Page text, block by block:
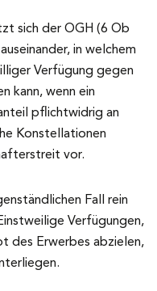
sich der OGH (6 Ob
in welchem
Verfügung gegen
kann, wenn ein
pflichtwidrig an
Konstellationen
vor.
Fall rein
Verfügungen,
des Erwerbes abzielen,